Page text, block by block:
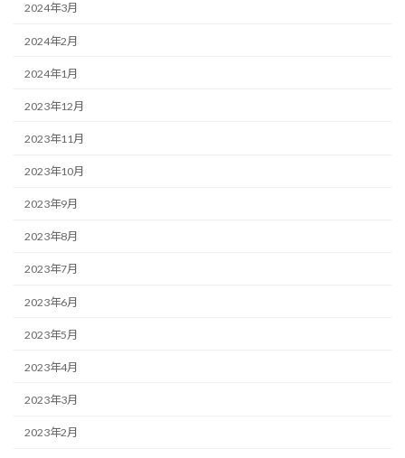
2024年3月
2024年2月
2024年1月
2023年12月
2023年11月
2023年10月
2023年9月
2023年8月
2023年7月
2023年6月
2023年5月
2023年4月
2023年3月
2023年2月